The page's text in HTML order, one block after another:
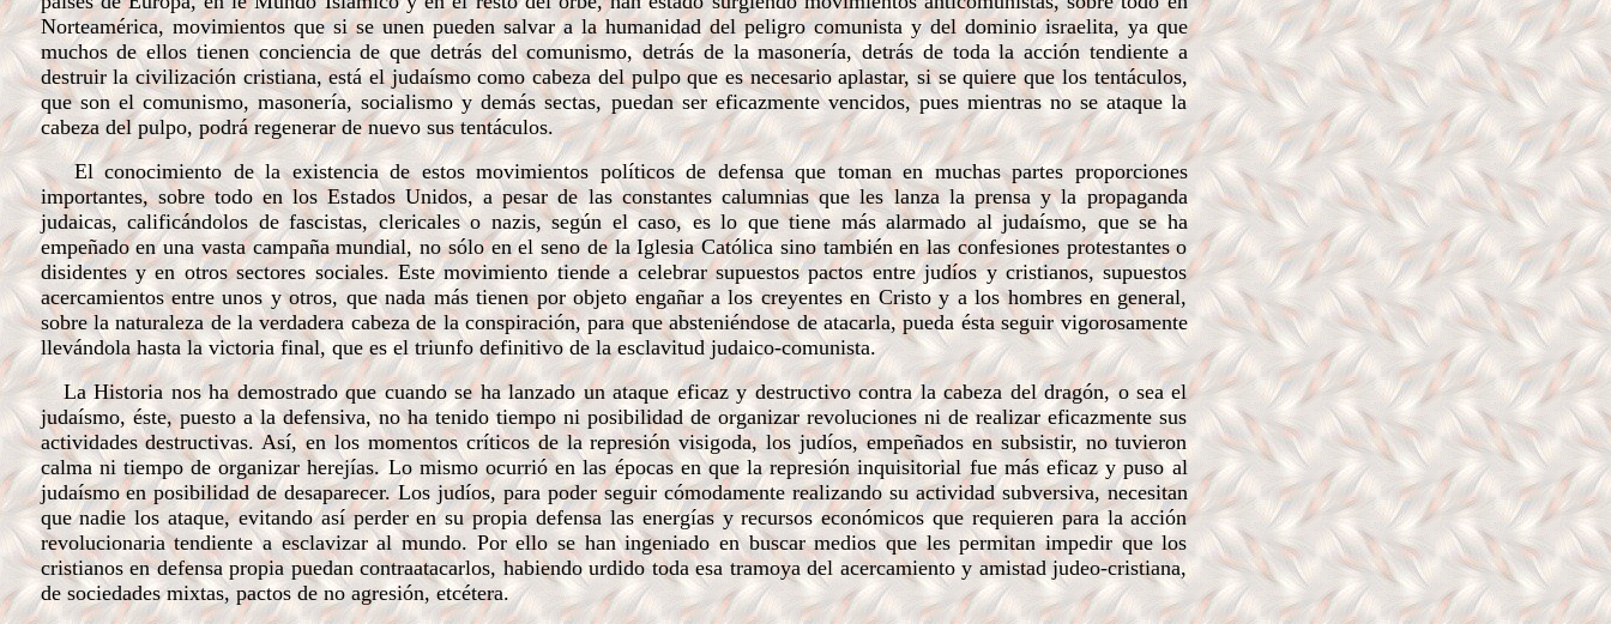
Norteamérica, movimientos que si se unen pueden salvar a la humanidad del peligro comunista y del dominio israelita, ya que
muchos de ellos tienen conciencia de que detrás del comunismo, detrás de la masonería, detrás de toda la acción tendiente a
destruir la civilización cristiana, está el judaísmo como cabeza del pulpo que es necesario aplastar, si se quiere que los tentáculos,
que son el comunismo, masonería, socialismo y demás sectas, puedan ser eficazmente vencidos, pues mientras no se ataque la
cabeza del pulpo, podrá regenerar de nuevo sus tentáculos.
El conocimiento de la existencia de estos movimientos políticos de defensa que toman en muchas partes proporciones
importantes, sobre todo en los Estados Unidos, a pesar de las constantes calumnias que les lanza la prensa y la propaganda
judaicas, calificándolos de fascistas, clericales o nazis, según el caso, es lo que tiene más alarmado al judaísmo, que se ha
empeñado en una vasta campaña mundial, no sólo en el seno de la Iglesia Católica sino también en las confesiones protestantes o
disidentes y en otros sectores sociales. Este movimiento tiende a celebrar supuestos pactos entre judíos y cristianos, supuestos
acercamientos entre unos y otros, que nada más tienen por objeto engañar a los creyentes en Cristo y a los hombres en general,
sobre la naturaleza de la verdadera cabeza de la conspiración, para que absteniéndose de atacarla, pueda ésta seguir vigorosamente
llevándola hasta la victoria final, que es el triunfo definitivo de la esclavitud judaico-comunista.
La Historia nos ha demostrado que cuando se ha lanzado un ataque eficaz y destructivo contra la cabeza del dragón, o sea el
judaísmo, éste, puesto a la defensiva, no ha tenido tiempo ni posibilidad de organizar revoluciones ni de realizar eficazmente sus
actividades destructivas. Así, en los momentos críticos de la represión visigoda, los judíos, empeñados en subsistir, no tuvieron
calma ni tiempo de organizar herejías. Lo mismo ocurrió en las épocas en que la represión inquisitorial fue más eficaz y puso al
judaísmo en posibilidad de desaparecer. Los judíos, para poder seguir cómodamente realizando su actividad subversiva, necesitan
que nadie los ataque, evitando así perder en su propia defensa las energías y recursos económicos que requieren para la acción
revolucionaria tendiente a esclavizar al mundo. Por ello se han ingeniado en buscar medios que les permitan impedir que los
cristianos en defensa propia puedan contraatacarlos, habiendo urdido toda esa tramoya del acercamiento y amistad judeo-cristiana,
de sociedades mixtas, pactos de no agresión, etcétera.